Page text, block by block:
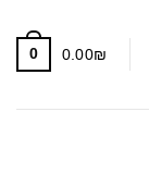
0.00₪
0